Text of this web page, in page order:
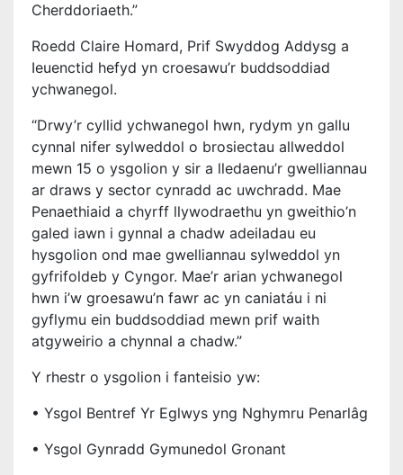
Cherddoriaeth.”
Roedd Claire Homard, Prif Swyddog Addysg a
Ieuenctid hefyd yn croesawu’r buddsoddiad
ychwanegol.
“Drwy’r cyllid ychwanegol hwn, rydym yn gallu
cynnal nifer sylweddol o brosiectau allweddol
mewn 15 o ysgolion y sir a lledaenu’r gwelliannau
ar draws y sector cynradd ac uwchradd. Mae
Penaethiaid a chyrff llywodraethu yn gweithio’n
galed iawn i gynnal a chadw adeiladau eu
hysgolion ond mae gwelliannau sylweddol yn
gyfrifoldeb y Cyngor. Mae’r arian ychwanegol
hwn i’w groesawu’n fawr ac yn caniatáu i ni
gyflymu ein buddsoddiad mewn prif waith
atgyweirio a chynnal a chadw.”
Y rhestr o ysgolion i fanteisio yw:
• Ysgol Bentref Yr Eglwys yng Nghymru Penarlâg
• Ysgol Gynradd Gymunedol Gronant